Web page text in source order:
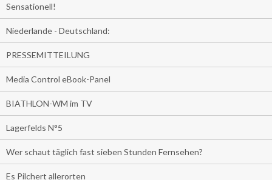
Sensationell!
Niederlande - Deutschland:
PRESSEMITTEILUNG
Media Control eBook-Panel
BIATHLON-WM im TV
Lagerfelds N°5
Wer schaut täglich fast sieben Stunden Fernsehen?
Es Pilchert allerorten